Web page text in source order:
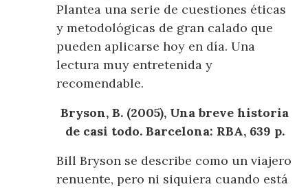
Plantea una serie de cuestiones éticas
y metodológicas de gran calado que
pueden aplicarse hoy en día. Una
lectura muy entretenida y
recomendable.
Bryson, B. (2005), Una breve historia
de casi todo. Barcelona: RBA, 639 p.
Bill Bryson se describe como un viajero
renuente, pero ni siquiera cuando está